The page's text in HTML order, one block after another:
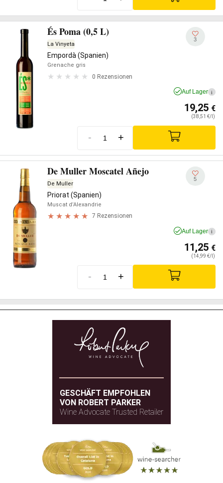
És Poma (0,5 L)
La Vinyeta
Empordà (Spanien)
Grenache gris
0 Rezensionen
3
Auf Lager i
19,25 €
(38,51 €/l)
- +
De Muller Moscatel Añejo
De Muller
Priorat (Spanien)
Muscat d’Alexandrie
7 Rezensionen
5
Auf Lager i
11,25 €
(14,99 €/l)
- +
GESCHÄFT EMPFOHLEN
VON ROBERT PARKER
Wine Advocate Trusted Retailer